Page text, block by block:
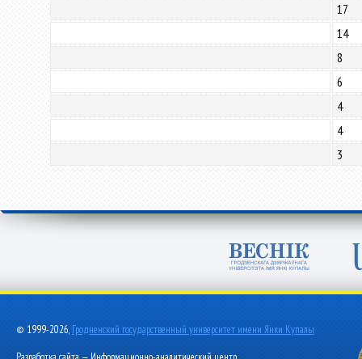
17
14
8
6
4
4
3
© 1999-2026, Гродненский государственный университет имени Янки Купалы